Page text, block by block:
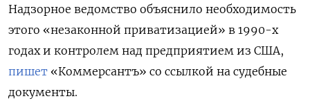
Надзорное ведомство объяснило необходимость
этого «незаконной приватизацией» в 1990-х
годах и контролем над предприятием из США,
пишет «Коммерсантъ» со ссылкой на судебные
документы.